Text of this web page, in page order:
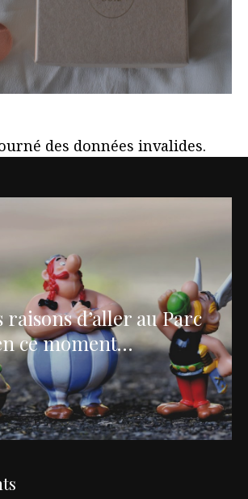
des données invalides.
raisons d’aller au Parc
ce moment…